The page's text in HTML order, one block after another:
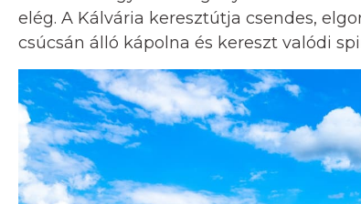
elég. A Kálvária keresztútja csendes,
csúcsán álló kápolna és kereszt valódi